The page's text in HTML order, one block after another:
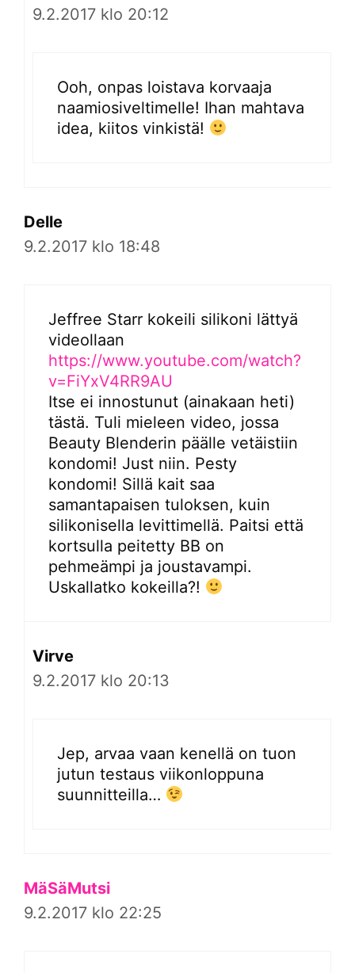
9.2.2017 klo 20:12
Ooh, onpas loistava korvaaja
naamiosiveltimelle! Ihan mahtava
idea, kiitos vinkistä!
Delle
9.2.2017 klo 18:48
Jeffree Starr kokeili silikoni lättyä
videollaan
https://www.youtube.com/watch?
v=FiYxV4RR9AU
Itse ei innostunut (ainakaan heti)
tästä. Tuli mieleen video, jossa
Beauty Blenderin päälle vetäistiin
kondomi! Just niin. Pesty
kondomi! Sillä kait saa
samantapaisen tuloksen, kuin
silikonisella levittimellä. Paitsi että
kortsulla peitetty BB on
pehmeämpi ja joustavampi.
Uskallatko kokeilla?!
Virve
9.2.2017 klo 20:13
Jep, arvaa vaan kenellä on tuon
jutun testaus viikonloppuna
suunnitteilla…
MäSäMutsi
9.2.2017 klo 22:25